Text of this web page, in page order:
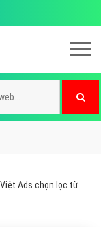
Ads chọn lọc từ